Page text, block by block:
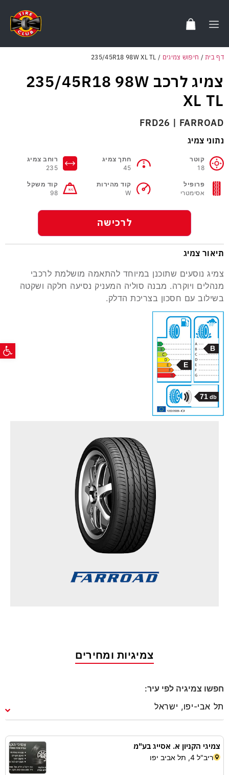
פתח
דף בית/ חיפוש צמיגים /
235/45R18 98W XL TL
צמיג לרכב 235/45R18 98W
XL TL
FRD26 | FARROAD
נתוני צמיג
קוטר
18
חתך צמיג
45
רוחב צמיג
235
פרופיל
אסימטרי
קוד מהירות
W
קוד משקל
98
לרכישה
תיאור צמיג
צמיג נוסעים שתוכנן במיוחד להתאמה מושלמת לרכבי
מנהלים ויוקרה. מבנה סוליה המעניק נסיעה חלקה ושקטה
בשילוב עם חסכון בצריכת הדלק.
E
B
71 db
צמיגיות ומחירים
חפשו צמיגיה לפי עיר:
צמיגי הקניון א. אסייג בע"מ
ריב"ל 4, תל אביב יפו